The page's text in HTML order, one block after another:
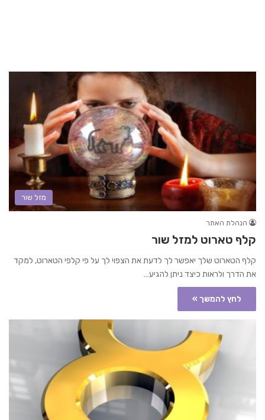
מזל שור
הנהלת האתר
קלף טארוט למזל שור
קלף הטארוט שלך יאפשר לך לדעת את הצפוי לך על פי קלפי הטארוט, למקד
את הדרך ולראות כיצד ניתן להגיע…
לחץ להמשך »